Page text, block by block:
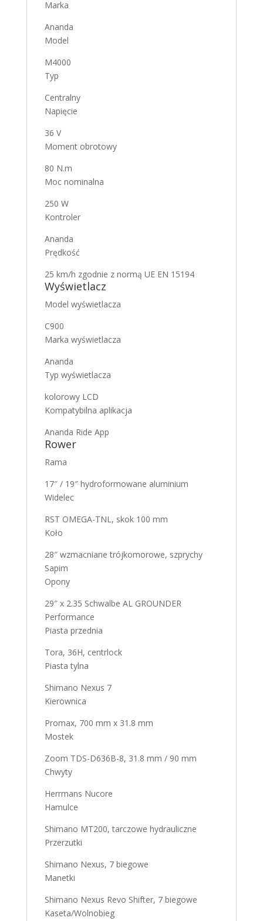
Marka
Ananda
Model
M4000
Typ
Centralny
Napięcie
36 V
Moment obrotowy
80 N.m
Moc nominalna
250 W
Kontroler
Ananda
Prędkość
25 km/h zgodnie z normą UE EN 15194
Wyświetlacz
Model wyświetlacza
C900
Marka wyświetlacza
Ananda
Typ wyświetlacza
kolorowy LCD
Kompatybilna aplikacja
Ananda Ride App
Rower
Rama
17″ / 19″ hydroformowane aluminium
Widelec
RST OMEGA-TNL, skok 100 mm
Koło
28″ wzmacniane trójkomorowe, szprychy
Sapim
Opony
29″ x 2.35 Schwalbe AL GROUNDER
Performance
Piasta przednia
Tora, 36H, centrlock
Piasta tylna
Shimano Nexus 7
Kierownica
Promax, 700 mm x 31.8 mm
Mostek
Zoom TDS-D636B-8, 31.8 mm / 90 mm
Chwyty
Herrmans Nucore
Hamulce
Shimano MT200, tarczowe hydrauliczne
Przerzutki
Shimano Nexus, 7 biegowe
Manetki
Shimano Nexus Revo Shifter, 7 biegowe
Kaseta/Wolnobieg